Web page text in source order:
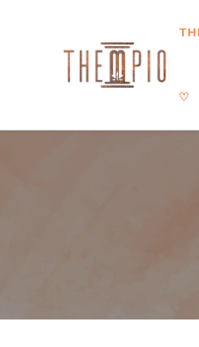
Type anything to search,
♡